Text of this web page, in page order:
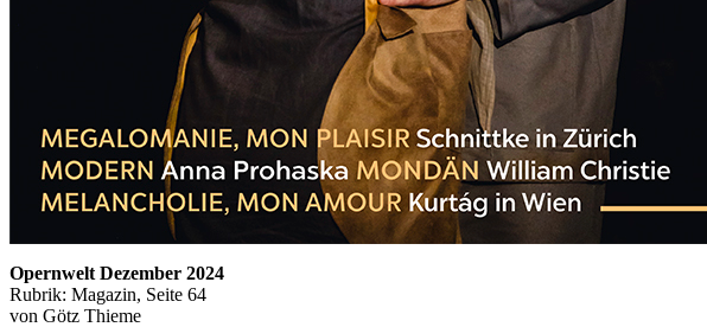
Opernwelt Dezember 2024
Rubrik: Magazin, Seite 64
von Götz Thieme